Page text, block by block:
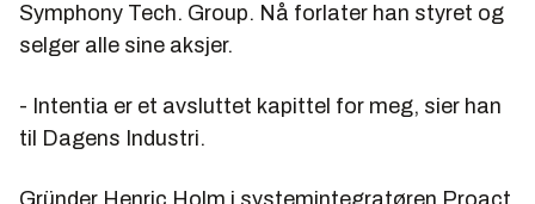
Symphony Tech. Group. Nå forlater han styret og
selger alle sine aksjer.
- Intentia er et avsluttet kapittel for meg, sier han
til Dagens Industri.
Gründer Henric Holm i systemintegratøren Proact